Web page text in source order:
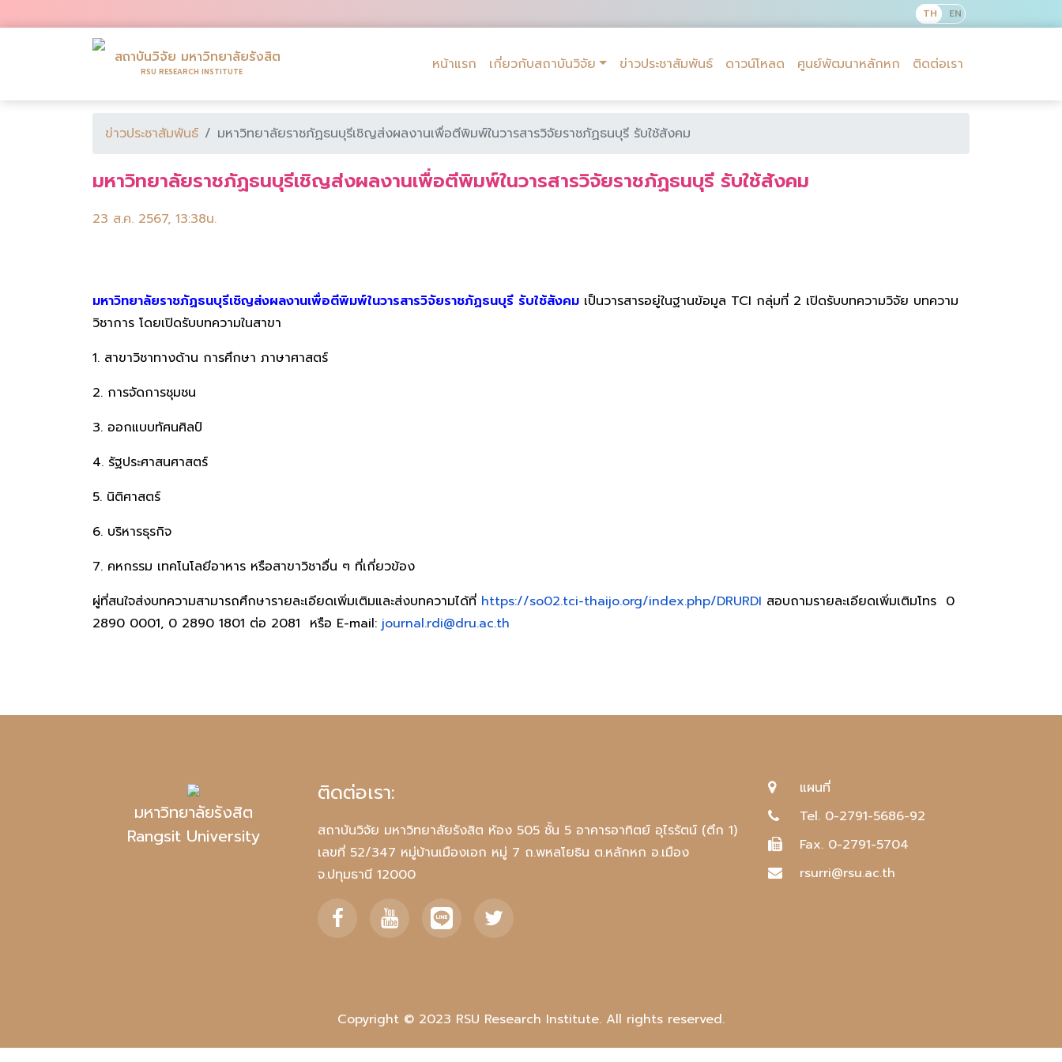
สถาบันวิจัย มหาวิทยาลัยรังสิต
RSU RESEARCH INSTITUTE หน้าแรก เกี่ยวกับสถาบันวิจัย ข่าวประชาสัมพันธ์ ดาวน์โหลด ศูนย์พัฒนาหลักหก ติดต่อเรา
ข่าวประชาสัมพันธ์ มหาวิทยาลัยราชภัฏธนบุรีเชิญส่งผลงานเพื่อตีพิมพ์ในวารสารวิจัยราชภัฏธนบุรี รับใช้สังคม
มหาวิทยาลัยราชภัฏธนบุรีเชิญส่งผลงานเพื่อตีพิมพ์ในวารสารวิจัยราชภัฏธนบุรี รับใช้สังคม
23 ส.ค. 2567, 13:38น.
มหาวิทยาลัยราชภัฏธนบุรีเชิญส่งผลงานเพื่อตีพิมพ์ในวารสารวิจัยราชภัฏธนบุรี รับใช้สังคม เป็นวารสารอยู่ในฐานข้อมูล TCI กลุ่มที่ 2 เปิดรับบทความวิจัย บทความ
วิชาการ โดยเปิดรับบทความในสาขา
1. สาขาวิชาทางด้าน การศึกษา ภาษาศาสตร์
2. การจัดการชุมชน
3. ออกแบบทัศนศิลป์
4. รัฐประศาสนศาสตร์
5. นิติศาสตร์
6. บริหารธุรกิจ
7. คหกรรม เทคโนโลยีอาหาร หรือสาขาวิชาอื่น ๆ ที่เกี่ยวข้อง
ผู่ที่สนใจส่งบทความสามารถศึกษารายละเอียดเพิ่มเติมและส่งบทความได้ที่ https://so02.tci-thaijo.org/index.php/DRURDI สอบถามรายละเอียดเพิ่มเติมโทร 0
2890 0001, 0 2890 1801 ต่อ 2081 หรือ E-mail: journal.rdi@dru.ac.th
มหาวิทยาลัยรังสิต
Rangsit University
ติดต่อเรา:
สถาบันวิจัย มหาวิทยาลัยรังสิต ห้อง 505 ชั้น 5 อาคารอาทิตย์ อุไรรัตน์ (ตึก 1)
เลขที่ 52/347 หมู่บ้านเมืองเอก หมู่ 7 ถ.พหลโยธิน ต.หลักหก อ.เมือง
จ.ปทุมธานี 12000
แผนที่
Tel. 0-2791-5686-92
Fax. 0-2791-5704
rsurri@rsu.ac.th
Copyright © 2023 RSU Research Institute. All rights reserved.